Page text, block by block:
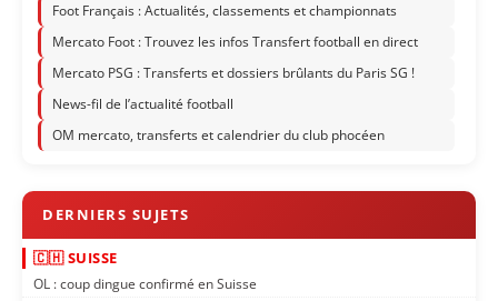
Foot Français : Actualités, classements et championnats
Mercato Foot : Trouvez les infos Transfert football en direct
Mercato PSG : Transferts et dossiers brûlants du Paris SG !
News-fil de l’actualité football
OM mercato, transferts et calendrier du club phocéen
🇨🇭 SUISSE
OL : coup dingue confirmé en Suisse